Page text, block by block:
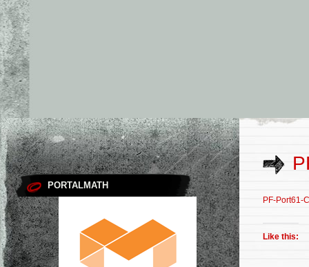
PORTALMATH
PF-Port61-
Like this: